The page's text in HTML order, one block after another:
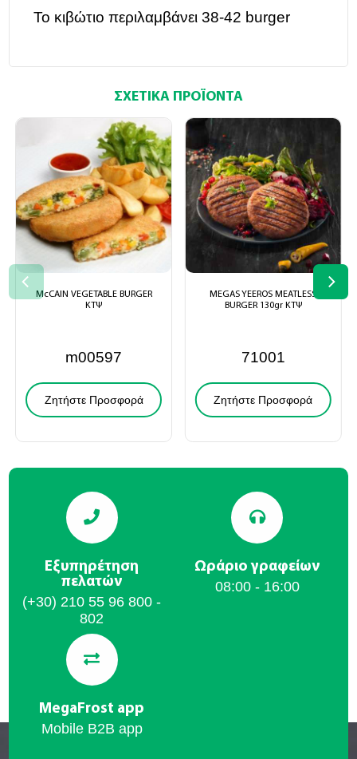
Το κιβώτιο περιλαμβάνει 38-42 burger
ΣΧΕΤΙΚΆ ΠΡΟΪΌΝΤΑ
McCAIN VEGETABLE BURGER
ΚΤΨ
m00597
Ζητήστε Προσφορά
MEGAS YEEROS MEATLESS
BURGER 130gr ΚΤΨ
71001
Ζητήστε Προσφορά
Εξυπηρέτηση
πελατών
(+30) 210 55 96 800 -
802
Ωράριο γραφείων
08:00 - 16:00
MegaFrost app
Mobile B2B app